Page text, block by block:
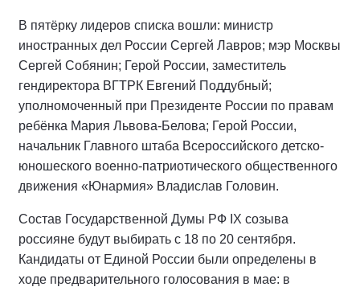
В пятёрку лидеров списка вошли: министр
иностранных дел России Сергей Лавров; мэр Москвы
Сергей Собянин; Герой России, заместитель
гендиректора ВГТРК Евгений Поддубный;
уполномоченный при Президенте России по правам
ребёнка Мария Львова-Белова; Герой России,
начальник Главного штаба Всероссийского детско-
юношеского военно-патриотического общественного
движения «Юнармия» Владислав Головин.
Состав Государственной Думы РФ IХ созыва
россияне будут выбирать с 18 по 20 сентября.
Кандидаты от Единой России были определены в
ходе предварительного голосования в мае: в